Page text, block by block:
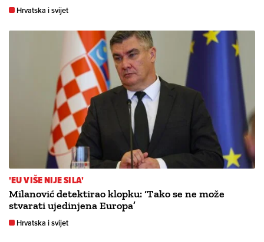
Hrvatska i svijet
'EU VIŠE NIJE SILA'
Milanović detektirao klopku: ‘Tako se ne može
stvarati ujedinjena Europa’
Hrvatska i svijet